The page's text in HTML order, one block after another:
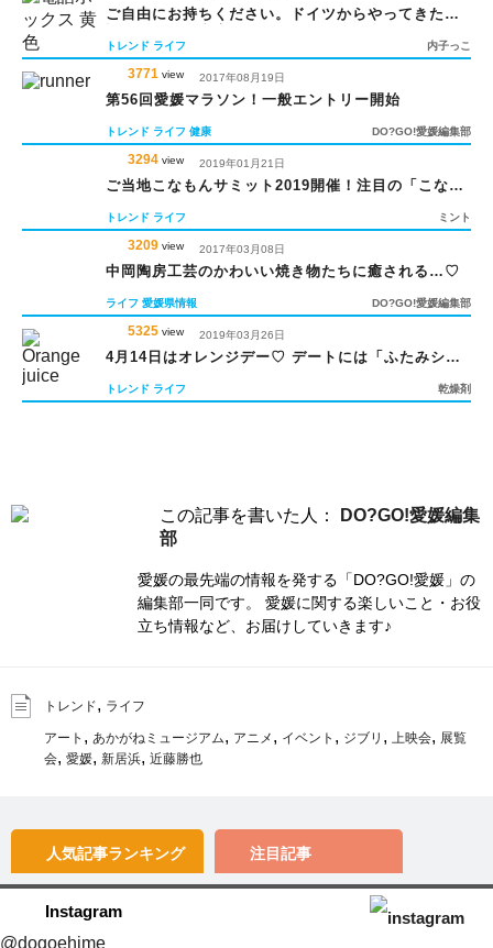
ご自由にお持ちください。ドイツからやってきた電
トレンド ライフ 内子っこ
3771 view 2017年08月19日
第56回愛媛マラソン！一般エントリー開始
トレンド ライフ 健康 DO?GO!愛媛編集部
3294 view 2019年01月21日
ご当地こなもんサミット2019開催！注目の「こなも
トレンド ライフ ミント
3209 view 2017年03月08日
中岡陶房工芸のかわいい焼き物たちに癒される…♡
ライフ 愛媛県情報 DO?GO!愛媛編集部
5325 view 2019年03月26日
4月14日はオレンジデー♡ デートには「ふたみシー
トレンド ライフ 乾燥剤
この記事を書いた人：
DO?GO!愛媛編集
部
愛媛の最先端の情報を発する「DO?GO!愛媛」の
編集部一同です。 愛媛に関する楽しいこと・お役
立ち情報など、お届けしていきます♪
トレンド, ライフ
アート , あかがねミュージアム, アニメ , イベント , ジブリ , 上映会, 展覧
会, 愛媛, 新居浜, 近藤勝也
人気記事ランキング 注目記事
Instagram
@dogoehime